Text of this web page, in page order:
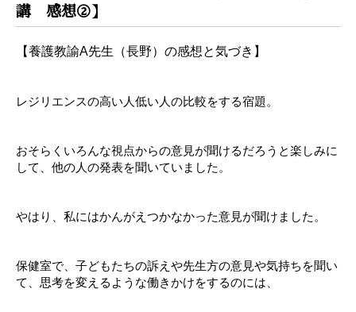
講 感想②】
【養護教諭A先生（長野）の感想と気づき】
レジリエンスの高い人低い人の比較をする宿題。
おそらくいろんな視点からの意見が聞けるだろうと楽しみに
して、他の人の発表を聞いていました。
やはり、私にはかんがえつかなかった意見が聞けました。
保健室で、子どもたちの訴えや先生方の意見や気持ちを聞い
て、思考を変えるような働きかけをするのには、